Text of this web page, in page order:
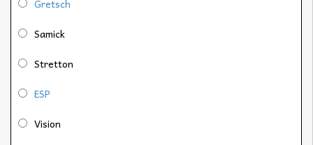
Gretsch
Samick
Stretton
ESP
Vision